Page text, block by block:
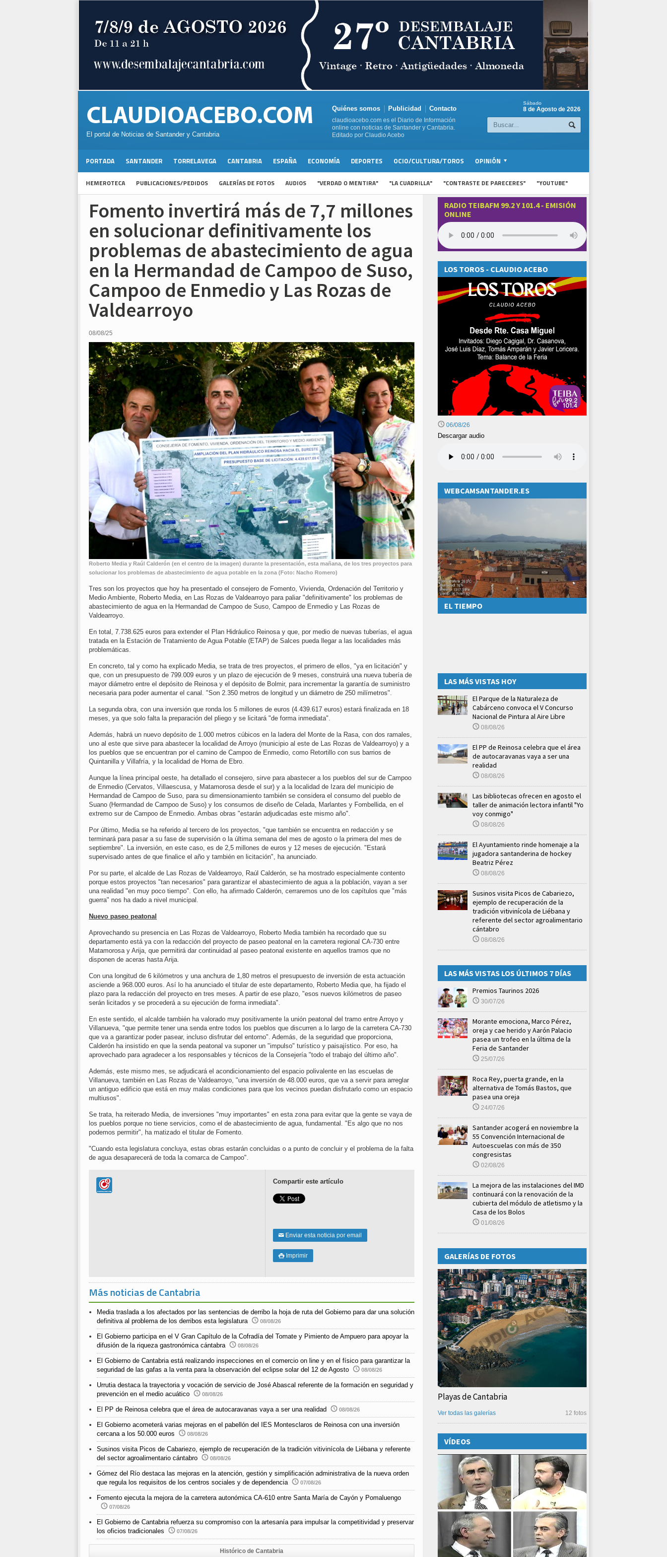
El portal de Noticias de Santander y Cantabria
Quiénes somos Publicidad Contacto
claudioacebo.com es el Diario de Información
online con noticias de Santander y Cantabria.
Editado por Claudio Acebo
Sábado
8 de Agosto de 2026
PORTADA SANTANDER TORRELAVEGA CANTABRIA ESPAÑA ECONOMÍA DEPORTES OCIO/CULTURA/TOROS OPINIÓN
HEMEROTECA PUBLICACIONES/PEDIDOS GALERÍAS DE FOTOS AUDIOS "VERDAD O MENTIRA" "LA CUADRILLA" "CONTRASTE DE PARECERES" "YOUTUBE"
Fomento invertirá más de 7,7 millones
en solucionar definitivamente los
problemas de abastecimiento de agua
en la Hermandad de Campoo de Suso,
Campoo de Enmedio y Las Rozas de
Valdearroyo
08/08/25
Roberto Media y Raúl Calderón (en el centro de la imagen) durante la presentación, esta mañana, de los tres proyectos para
solucionar los problemas de abastecimiento de agua potable en la zona (Foto: Nacho Romero)
Tres son los proyectos que hoy ha presentado el consejero de Fomento, Vivienda, Ordenación del Territorio y
Medio Ambiente, Roberto Media, en Las Rozas de Valdearroyo para paliar "definitivamente" los problemas de
abastecimiento de agua en la Hermandad de Campoo de Suso, Campoo de Enmedio y Las Rozas de
Valdearroyo.
En total, 7.738.625 euros para extender el Plan Hidráulico Reinosa y que, por medio de nuevas tuberías, el agua
tratada en la Estación de Tratamiento de Agua Potable (ETAP) de Salces pueda llegar a las localidades más
problemáticas.
En concreto, tal y como ha explicado Media, se trata de tres proyectos, el primero de ellos, "ya en licitación" y
que, con un presupuesto de 799.009 euros y un plazo de ejecución de 9 meses, construirá una nueva tubería de
mayor diámetro entre el depósito de Reinosa y el depósito de Bolmir, para incrementar la garantía de suministro
necesaria para poder aumentar el canal. "Son 2.350 metros de longitud y un diámetro de 250 milímetros".
La segunda obra, con una inversión que ronda los 5 millones de euros (4.439.617 euros) estará finalizada en 18
meses, ya que solo falta la preparación del pliego y se licitará "de forma inmediata".
Además, habrá un nuevo depósito de 1.000 metros cúbicos en la ladera del Monte de la Rasa, con dos ramales,
uno al este que sirve para abastecer la localidad de Arroyo (municipio al este de Las Rozas de Valdearroyo) y a
los pueblos que se encuentran por el camino de Campoo de Enmedio, como Retortillo con sus barrios de
Quintanilla y Villafría, y la localidad de Horna de Ebro.
Aunque la línea principal oeste, ha detallado el consejero, sirve para abastecer a los pueblos del sur de Campoo
de Enmedio (Cervatos, Villaescusa, y Matamorosa desde el sur) y a la localidad de Izara del municipio de
Hermandad de Campoo de Suso, para su dimensionamiento también se considera el consumo del pueblo de
Suano (Hermandad de Campoo de Suso) y los consumos de diseño de Celada, Marlantes y Fombellida, en el
extremo sur de Campoo de Enmedio. Ambas obras "estarán adjudicadas este mismo año".
Por último, Media se ha referido al tercero de los proyectos, "que también se encuentra en redacción y se
terminará para pasar a su fase de supervisión o la última semana del mes de agosto o la primera del mes de
septiembre". La inversión, en este caso, es de 2,5 millones de euros y 12 meses de ejecución. "Estará
supervisado antes de que finalice el año y también en licitación", ha anunciado.
Por su parte, el alcalde de Las Rozas de Valdearroyo, Raúl Calderón, se ha mostrado especialmente contento
porque estos proyectos "tan necesarios" para garantizar el abastecimiento de agua a la población, vayan a ser
una realidad "en muy poco tiempo". Con ello, ha afirmado Calderón, cerraremos uno de los capítulos que "más
guerra" nos ha dado a nivel municipal.
Nuevo paseo peatonal
Aprovechando su presencia en Las Rozas de Valdearroyo, Roberto Media también ha recordado que su
departamento está ya con la redacción del proyecto de paseo peatonal en la carretera regional CA-730 entre
Matamorosa y Arija, que permitirá dar continuidad al paseo peatonal existente en aquellos tramos que no
disponen de aceras hasta Arija.
Con una longitud de 6 kilómetros y una anchura de 1,80 metros el presupuesto de inversión de esta actuación
asciende a 968.000 euros. Así lo ha anunciado el titular de este departamento, Roberto Media que, ha fijado el
plazo para la redacción del proyecto en tres meses. A partir de ese plazo, "esos nuevos kilómetros de paseo
serán licitados y se procederá a su ejecución de forma inmediata".
En este sentido, el alcalde también ha valorado muy positivamente la unión peatonal del tramo entre Arroyo y
Villanueva, "que permite tener una senda entre todos los pueblos que discurren a lo largo de la carretera CA-730
que va a garantizar poder pasear, incluso disfrutar del entorno". Además, de la seguridad que proporciona,
Calderón ha insistido en que la senda peatonal va suponer un "impulso" turístico y paisajístico. Por eso, ha
aprovechado para agradecer a los responsables y técnicos de la Consejería "todo el trabajo del último año".
Además, este mismo mes, se adjudicará el acondicionamiento del espacio polivalente en las escuelas de
Villanueva, también en Las Rozas de Valdearroyo, "una inversión de 48.000 euros, que va a servir para arreglar
un antiguo edificio que está en muy malas condiciones para que los vecinos puedan disfrutarlo como un espacio
multiusos".
Se trata, ha reiterado Media, de inversiones "muy importantes" en esta zona para evitar que la gente se vaya de
los pueblos porque no tiene servicios, como el de abastecimiento de agua, fundamental. "Es algo que no nos
podemos permitir", ha matizado el titular de Fomento.
"Cuando esta legislatura concluya, estas obras estarán concluidas o a punto de concluir y el problema de la falta
de agua desaparecerá de toda la comarca de Campoo".
Compartir este artículo
✉ Enviar esta noticia por email
 Imprimir
Más noticias de Cantabria
Media traslada a los afectados por las sentencias de derribo la hoja de ruta del Gobierno para dar una solución
definitiva al problema de los derribos esta legislatura
08/08/26
El Gobierno participa en el V Gran Capítulo de la Cofradía del Tomate y Pimiento de Ampuero para apoyar la
difusión de la riqueza gastronómica cántabra
08/08/26
El Gobierno de Cantabria está realizando inspecciones en el comercio on line y en el físico para garantizar la
seguridad de las gafas a la venta para la observación del eclipse solar del 12 de Agosto
08/08/26
Urrutia destaca la trayectoria y vocación de servicio de José Abascal referente de la formación en seguridad y
prevención en el medio acuático
08/08/26
El PP de Reinosa celebra que el área de autocaravanas vaya a ser una realidad 08/08/26
El Gobierno acometerá varias mejoras en el pabellón del IES Montesclaros de Reinosa con una inversión
cercana a los 50.000 euros
08/08/26
Susinos visita Picos de Cabariezo, ejemplo de recuperación de la tradición vitivinícola de Liébana y referente
del sector agroalimentario cántabro
08/08/26
Gómez del Río destaca las mejoras en la atención, gestión y simplificación administrativa de la nueva orden
que regula los requisitos de los centros sociales y de dependencia
07/08/26
Fomento ejecuta la mejora de la carretera autonómica CA-610 entre Santa María de Cayón y Pomaluengo
07/08/26
El Gobierno de Cantabria refuerza su compromiso con la artesanía para impulsar la competitividad y preservar
los oficios tradicionales
07/08/26
Histórico de Cantabria
RADIO TEIBAFM 99.2 Y 101.4 - EMISIÓN
ONLINE
LOS TOROS - CLAUDIO ACEBO
06/08/26
Descargar audio
WEBCAMSANTANDER.ES
EL TIEMPO
LAS MÁS VISTAS HOY
El Parque de la Naturaleza de
Cabárceno convoca el V Concurso
Nacional de Pintura al Aire Libre
08/08/26
El PP de Reinosa celebra que el área
de autocaravanas vaya a ser una
realidad
08/08/26
Las bibliotecas ofrecen en agosto el
taller de animación lectora infantil "Yo
voy conmigo"
08/08/26
El Ayuntamiento rinde homenaje a la
jugadora santanderina de hockey
Beatriz Pérez
08/08/26
Susinos visita Picos de Cabariezo,
ejemplo de recuperación de la
tradición vitivinícola de Liébana y
referente del sector agroalimentario
cántabro
08/08/26
LAS MÁS VISTAS LOS ÚLTIMOS 7 DÍAS
Premios Taurinos 2026
30/07/26
Morante emociona, Marco Pérez,
oreja y cae herido y Aarón Palacio
pasea un trofeo en la última de la
Feria de Santander
25/07/26
Roca Rey, puerta grande, en la
alternativa de Tomás Bastos, que
pasea una oreja
24/07/26
Santander acogerá en noviembre la
55 Convención Internacional de
Autoescuelas con más de 350
congresistas
02/08/26
La mejora de las instalaciones del IMD
continuará con la renovación de la
cubierta del módulo de atletismo y la
Casa de los Bolos
01/08/26
GALERÍAS DE FOTOS
Playas de Cantabria
12 fotos
Ver todas las galerías
VÍDEOS